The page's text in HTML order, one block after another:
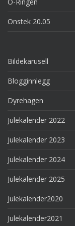
Onstek 20.05
Bildekarusell
Blogginnlegg
Dyrehagen
Julekalender 2022
Julekalender 2023
Julekalender 2024
Julekalender 2025
Julekalender2020
Julekalender2021